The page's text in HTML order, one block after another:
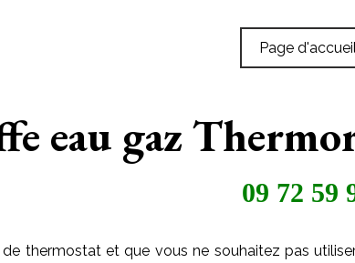
Page
eau gaz
09 72 59
de thermostat et que vous ne souhaitez pas